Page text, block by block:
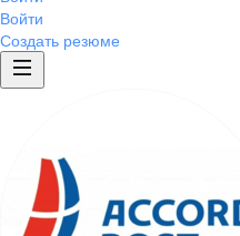
Войти
Создать резюме